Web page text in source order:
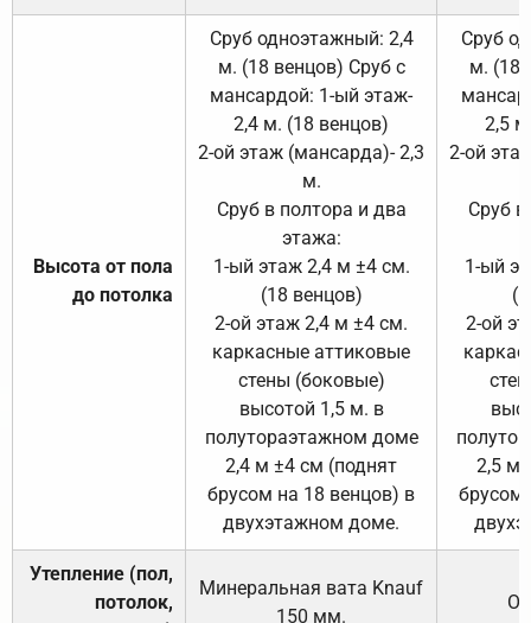
Высота от пола
до потолка
Сруб одноэтажный: 2,4
м. (18 венцов) Сруб с
мансардой: 1-ый этаж-
2,4 м. (18 венцов)
2-ой этаж (мансарда)- 2,3
м.
Сруб в полтора и два
этажа:
1-ый этаж 2,4 м ±4 см.
(18 венцов)
2-ой этаж 2,4 м ±4 см.
каркасные аттиковые
стены (боковые)
высотой 1,5 м. в
полутораэтажном доме
2,4 м ±4 см (поднят
брусом на 18 венцов) в
двухэтажном доме.
Сруб
м. (18
2,5
2-ой
Сруб
1-ый
2-ой
2,5 м
брусом
Утепление (пол,
потолок,
Минеральная вата Knauf
150 мм.